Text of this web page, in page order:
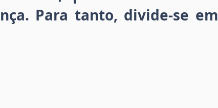
Para tanto, divide-se em